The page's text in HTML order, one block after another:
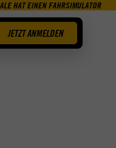
HAT EINEN FAHRSIMULATOR
JETZT ANMELDEN